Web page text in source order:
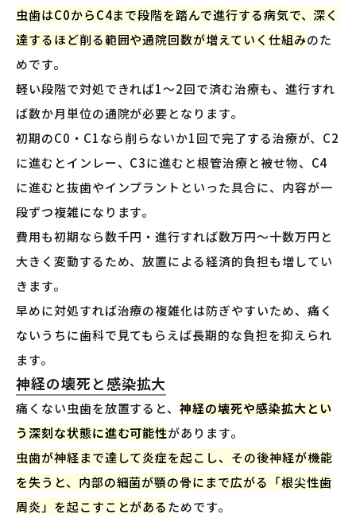
虫歯はC0からC4まで段階を踏んで進行する病気で、深く
達するほど削る範囲や通院回数が増えていく仕組みのた
めです。
軽い段階で対処できれば1〜2回で済む治療も、進行すれ
ば数か月単位の通院が必要となります。
初期のC0・C1なら削らないか1回で完了する治療が、C2
に進むとインレー、C3に進むと根管治療と被せ物、C4
に進むと抜歯やインプラントといった具合に、内容が一
段ずつ複雑になります。
費用も初期なら数千円・進行すれば数万円〜十数万円と
大きく変動するため、放置による経済的負担も増してい
きます。
早めに対処すれば治療の複雑化は防ぎやすいため、痛く
ないうちに歯科で見てもらえば長期的な負担を抑えられ
ます。
神経の壊死と感染拡大
痛くない虫歯を放置すると、神経の壊死や感染拡大とい
う深刻な状態に進む可能性があります。
虫歯が神経まで達して炎症を起こし、その後神経が機能
を失うと、内部の細菌が顎の骨にまで広がる「根尖性歯
周炎」を起こすことがあるためです。